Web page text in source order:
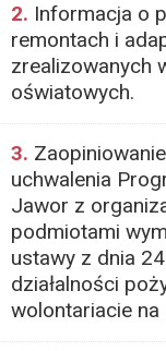
2. Informacja o
remontach i
zrealizowanych
oświatowych.
3.
uchwalenia
Jawor z
podmiotami
ustawy z dnia
działalności
wolontariacie na